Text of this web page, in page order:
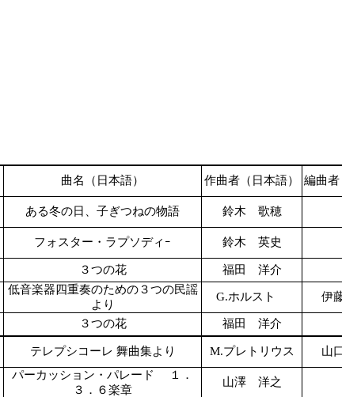
曲名（日本語） 作曲者（日本語） 編曲者
ある冬の日、子ぎつねの物語 鈴木 歌穂
フォスター・ラプソディｰ 鈴木 英史
３つの花 福田 洋介
低音楽器四重奏のための３つの民謡
より
G.ホルスト 伊
３つの花 福田 洋介
テレプシコーレ 舞曲集より M.プレトリウス 山
パーカッション・パレード １．
３．６楽章
山澤 洋之